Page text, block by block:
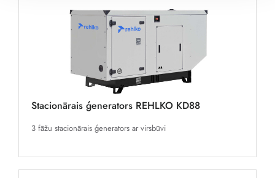
Stacionārais ģenerators REHLKO KD88
3 fāžu stacionārais ģenerators ar virsbūvi